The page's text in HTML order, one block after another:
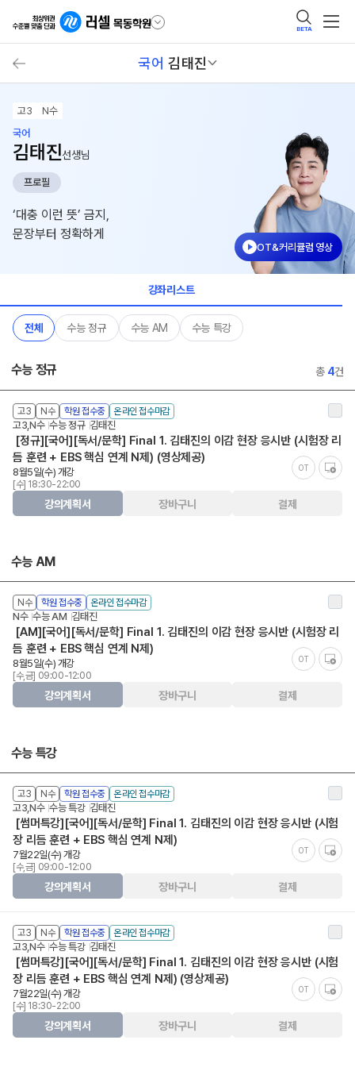
BETA
국어 김태진
고3
N수
국어
김태진선생님
프로필
‘대충 이런 뜻’ 금지,
문장부터 정확하게
OT&커리큘럼 영상
강좌리스트
전체 수능 정규 수능 AM 수능 특강
수능 정규 총 4건
고3 N수 학원 접수중 온라인 접수마감
고3,N수 수능 정규 김태진
[정규][국어][독서/문학] Final 1. 김태진의 이감 현장 응시반 (시험장 리
듬 훈련 + EBS 핵심 연계 N제) (영상제공)
OT
8월5일(수) 개강
[수] 18:30-22:00
강의계획서 장바구니 결제
수능 AM
N수 학원 접수중 온라인 접수마감
N수 수능 AM 김태진
[AM][국어][독서/문학] Final 1. 김태진의 이감 현장 응시반 (시험장 리
듬 훈련 + EBS 핵심 연계 N제)
OT
8월5일(수) 개강
[수,금] 09:00-12:00
강의계획서 장바구니 결제
수능 특강
고3 N수 학원 접수중 온라인 접수마감
고3,N수 수능 특강 김태진
[썸머특강][국어][독서/문학] Final 1. 김태진의 이감 현장 응시반 (시험
장 리듬 훈련 + EBS 핵심 연계 N제)
OT
7월22일(수) 개강
[수,금] 09:00-12:00
강의계획서 장바구니 결제
고3 N수 학원 접수중 온라인 접수마감
고3,N수 수능 특강 김태진
[썸머특강][국어][독서/문학] Final 1. 김태진의 이감 현장 응시반 (시험
장 리듬 훈련 + EBS 핵심 연계 N제) (영상제공)
OT
7월22일(수) 개강
[수] 18:30-22:00
강의계획서 장바구니 결제